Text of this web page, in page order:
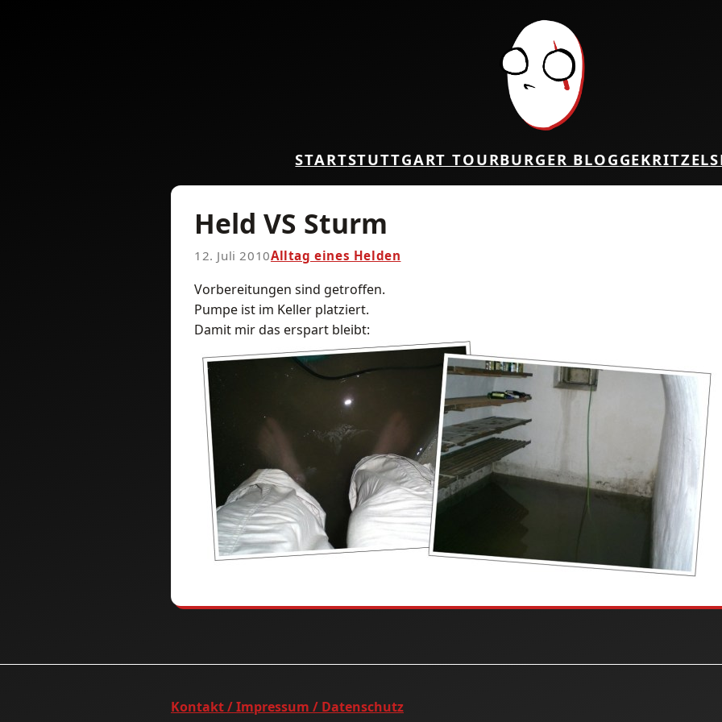
STARTSTUTTGART TOURBURGER BLOGGEKRITZEL
Held VS Sturm
12. Juli 2010Alltag eines Helden
Vorbereitungen sind getroffen.
Pumpe ist im Keller platziert.
Damit mir das erspart bleibt:
Kontakt / Impressum / Datenschutz